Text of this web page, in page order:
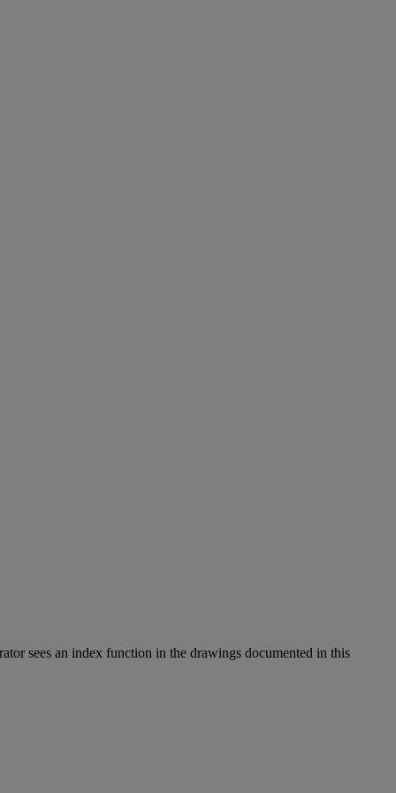
sees an index function in the drawings documented in this